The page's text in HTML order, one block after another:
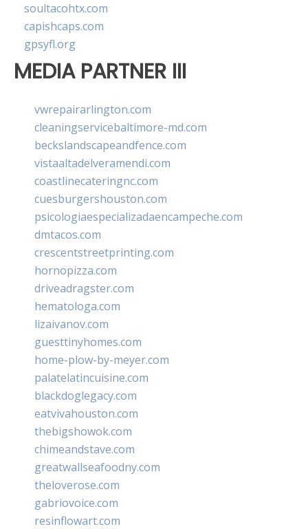
soultacohtx.com
capishcaps.com
gpsyfl.org
MEDIA PARTNER III
vwrepairarlington.com
cleaningservicebaltimore-md.com
beckslandscapeandfence.com
vistaaltadelveramendi.com
coastlinecateringnc.com
cuesburgershouston.com
psicologiaespecializadaencampeche.com
dmtacos.com
crescentstreetprinting.com
hornopizza.com
driveadragster.com
hematologa.com
lizaivanov.com
guesttinyhomes.com
home-plow-by-meyer.com
palatelatincuisine.com
blackdoglegacy.com
eatvivahouston.com
thebigshowok.com
chimeandstave.com
greatwallseafoodny.com
theloverose.com
gabriovoice.com
resinflowart.com